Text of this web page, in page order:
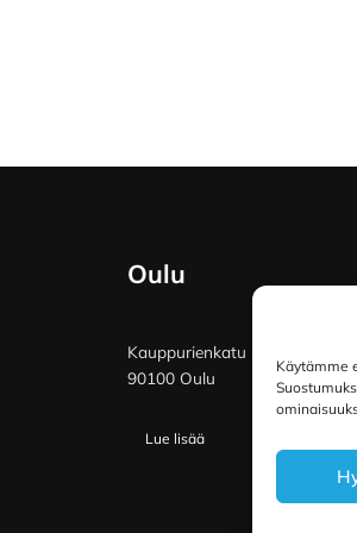
Käytämme
Oulu
Kauppurienkatu 34
90100 Oulu
Lue lisää